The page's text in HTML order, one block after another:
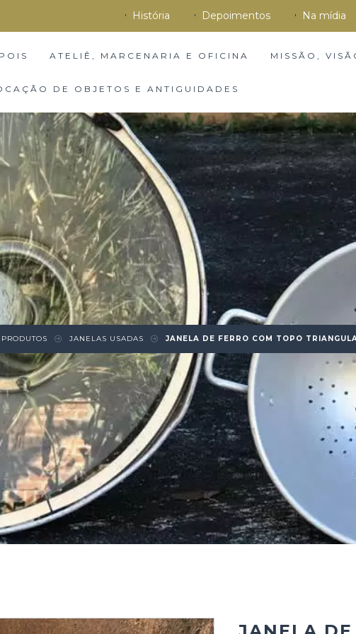
História Depoimentos Na mídia
ATELIÊ, MARCENARIA E OFICINA MISSÃO,
DE OBJETOS E ANTIGUIDADES
PRODUTOS JANELAS USADAS JANELA DE FERRO COM TOPO